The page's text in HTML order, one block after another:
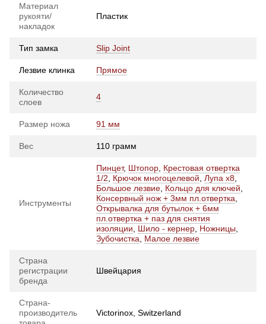
Материал
рукояти/
накладок
Пластик
Тип замка Slip Joint
Лезвие клинка Прямое
Количество
слоев
4
Размер ножа 91 мм
Вес 110 грамм
Инструменты
Пинцет, Штопор Крестовая отвертка
1/2
Крючок многоцелевой Лупа x8
Большое лезвие Кольцо для ключей
Консервный нож + 3мм пл.отвертка
Открывалка для бутылок + 6мм
пл.отвертка + паз для снятия
изоляции
Шило - кернер Ножницы
Зубочистка
Малое лезвие
Страна
регистрации
бренда
Швейцария
Страна-
производитель
Victorinox, Switzerland